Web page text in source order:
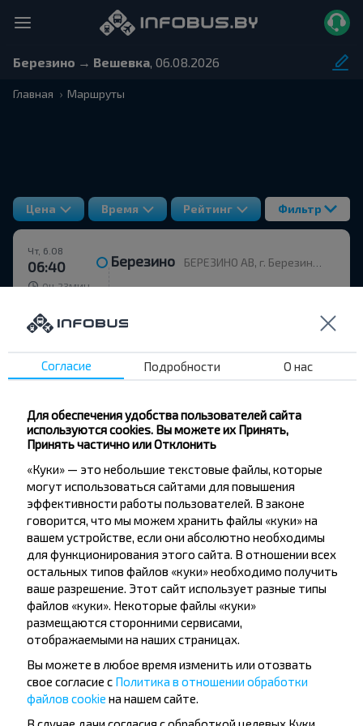
Березино → Вешевка, 06.08.2026
Главная Маршруты
Цена Время Рейтинг Фильтр
Чт, 6.08
06:40 Березино БЕРЕЗИНО АВ, г. Березино, ул. Горького, 36
0ч 23 мин
Чт, 6.08
4,6(49)
2.65 BYN
Чт, 6.08
06:40 Березино БЕРЕЗИНО АВ, г. Березино, ул. Горького, 36
ч мин
Чт, 6.08
07:04 Вешевка ВЕШЕВКА, ВЕШЕВКА Дмитровичский с/с Березинский р-н МИНСКАЯ ОБЛ. Беларусь
ФИЛИАЛ «АВТОМОБИЛЬНЫЙ ПАРК №22» ОАО МИНОБЛАВТОТРАНС 4,6
2.74 BYN
Согласие Подробности О нас
Для обеспечения удобства пользователей сайта
используются cookies. Вы можете их Принять,
Принять частично или Отклонить
«Куки» — это небольшие текстовые файлы, которые
могут использоваться сайтами для повышения
эффективности работы пользователей. В законе
говорится, что мы можем хранить файлы «куки» на
вашем устройстве, если они абсолютно необходимы
для функционирования этого сайта. В отношении всех
остальных типов файлов «куки» необходимо получить
ваше разрешение. Этот сайт использует разные типы
файлов «куки». Некоторые файлы «куки»
размещаются сторонними сервисами,
отображаемыми на наших страницах.
Вы можете в любое время изменить или отозвать
свое согласие с Политика в отношении обработки
файлов cookie на нашем сайте.